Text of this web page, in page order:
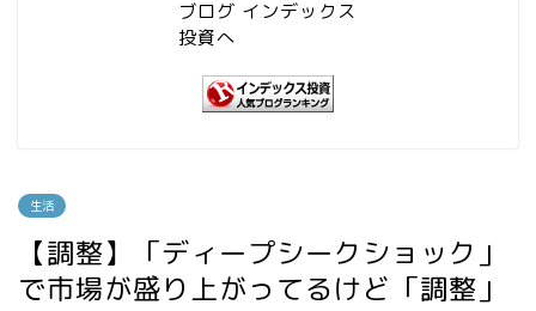
生活
【調整】「ディープシークショック」
で市場が盛り上がってるけど「調整」